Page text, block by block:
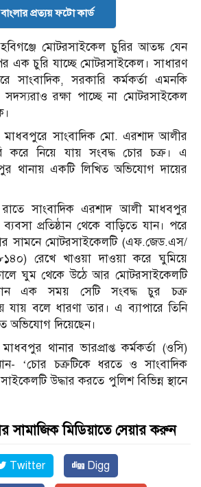
বাংলার প্রত্যয় ফটো কার্ড
হবিগঞ্জে মোটরসাইকেল চুরির আতঙ্ক যেন
এক চুরি যাচ্ছে মোটরসাইকেল। সাধারণ
সাংবাদিক, সরকারি কর্মকর্তা এমনকি
সদস্যরাও রক্ষা পাচ্ছে না মোটরসাইকেল
মাধবপুরে সাংবাদিক মো. এরশাদ আলীর
করে নিয়ে যায় সংবদ্ধ চোর চক্র। এ
থানায় একটি লিখিত অভিযোগ দায়ের
রাতে সাংবাদিক এরশাদ আলী মাধবপুর
প্রতিষ্ঠান থেকে বাড়িতে যান। পরে
সামনে মোটরসাইকেলটি (এফ.জেড.এস/
রেখে খাওয়া দাওয়া করে ঘুমিয়ে
ঘুম থেকে উঠে আর মোটরসাইকেলটি
এক সময় সেটি সংবদ্ধ চুর চক্র
যায় বলে ধারণা তার। এ ব্যাপারে তিনি
অভিযোগ দিয়েছেন।
থানার ভারপ্রাপ্ত কর্মকর্তা (ওসি)
‘চোর চক্রটিকে ধরতে ও সাংবাদিক
উদ্ধার করতে পুলিশ বিভিন্ন স্থানে
মিডিয়াতে সেয়ার করুন
Twitter Digg